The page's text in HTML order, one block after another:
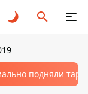
подняли